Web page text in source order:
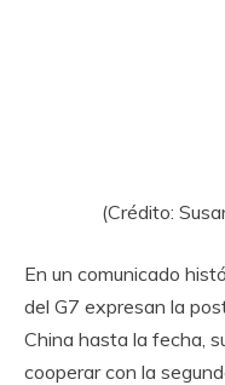
(Crédito:
En un comunicado
del G7 expresan la
China hasta la fecha,
cooperar con la